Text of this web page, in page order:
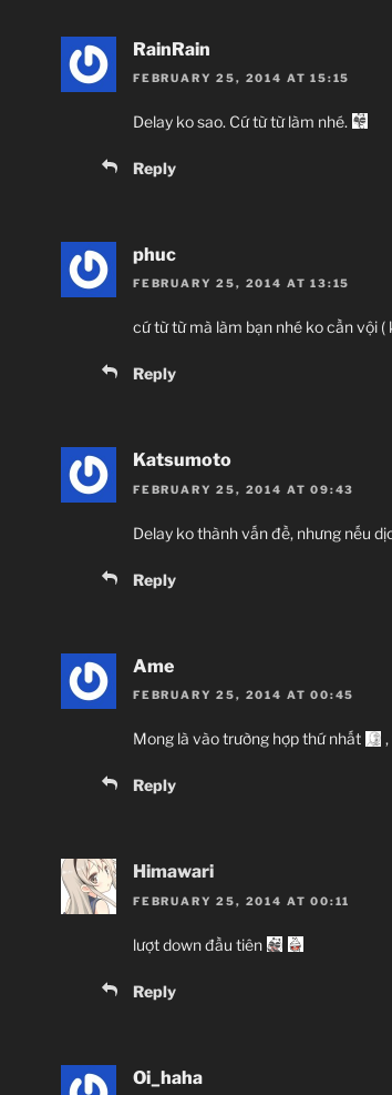
RainRain
FEBRUARY 25, 2014 AT 15:15
Delay ko sao. Cứ từ từ làm nhé.
Reply
phuc
FEBRUARY 25, 2014 AT 13:15
cứ từ từ mà làm bạn nhé ko cần vội (
Reply
Katsumoto
FEBRUARY 25, 2014 AT 09:43
Delay ko thành vấn đề, nhưng nếu
Reply
Ame
FEBRUARY 25, 2014 AT 00:45
Mong là vào trường hợp thứ nhất
Reply
Himawari
FEBRUARY 25, 2014 AT 00:11
lượt down đầu tiên
Reply
Oi_haha